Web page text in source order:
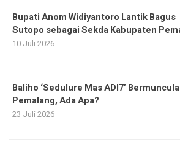
Bupati Anom Widiyantoro Lantik Bagus
Sutopo sebagai Sekda Kabupaten
10 Juli 2026
Baliho ‘Sedulure Mas ADI7’
Pemalang, Ada Apa?
23 Juli 2026